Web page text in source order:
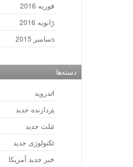
فوریه 2016
ژانویه 2016
دسامبر 2015
دسته‌ها
اندروید
پردازنده جدید
تبلت جدید
تکنولوژی جدید
خبر جدید آمریکا